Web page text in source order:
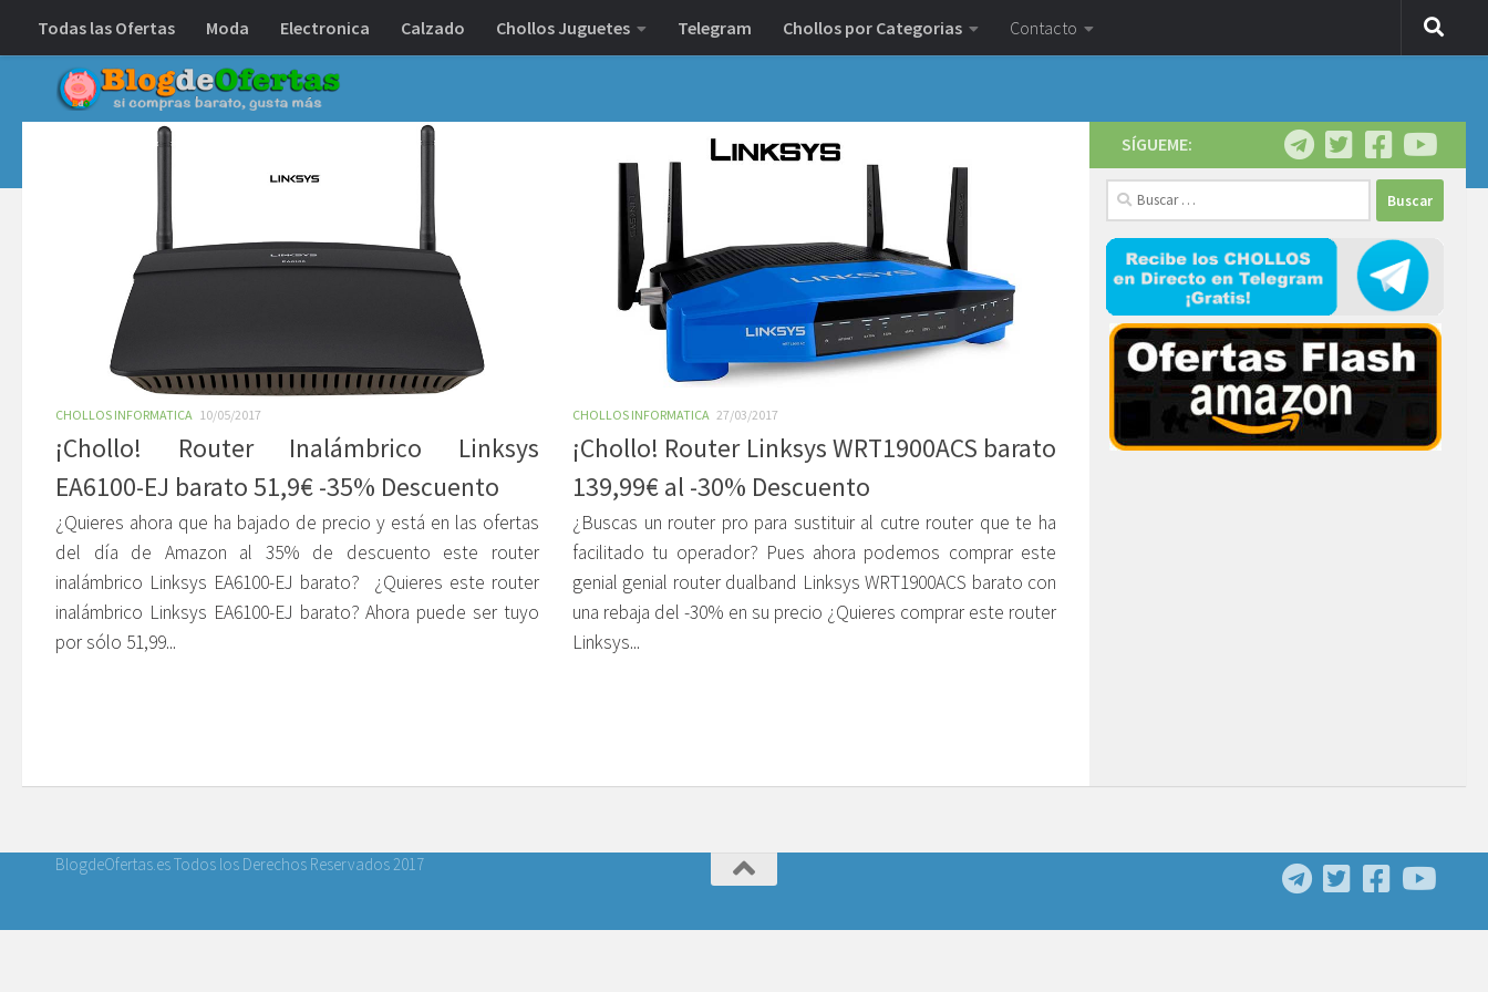
Debajo del contenido
Todas las Ofertas Moda Electronica Calzado Chollos Juguetes Telegram Chollos por Categorias Contacto
CHOLLOS INFORMATICA 10/05/2017
¡Chollo! Router Inalámbrico Linksys
EA6100-EJ barato 51,9€ -35% Descuento
¿Quieres ahora que ha bajado de precio y está en las ofertas
del día de Amazon al 35% de descuento este router
inalámbrico Linksys EA6100-EJ barato? ¿Quieres este router
inalámbrico Linksys EA6100-EJ barato? Ahora puede ser tuyo
por sólo 51,99...
CHOLLOS INFORMATICA 27/03/2017
¡Chollo! Router Linksys WRT1900ACS barato
139,99€ al -30% Descuento
¿Buscas un router pro para sustituir al cutre router que te ha
facilitado tu operador? Pues ahora podemos comprar este
genial genial router dualband Linksys WRT1900ACS barato con
una rebaja del -30% en su precio ¿Quieres comprar este router
Linksys...
SÍGUEME:
Buscar:
BlogdeOfertas.es Todos los Derechos Reservados 2017